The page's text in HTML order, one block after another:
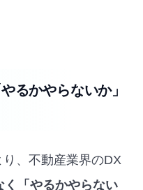
るかやらないか」
、不動産業界のDX
く「やるかやらない